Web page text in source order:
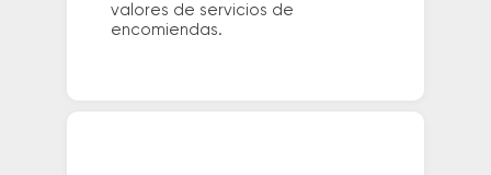
valores de servicios de
encomiendas.